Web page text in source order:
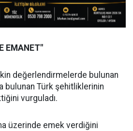
EMANET"
değerlendirmelerde bulunan
bulunan Türk şehitliklerinin
vurguladı.
üzerinde emek verdiğini